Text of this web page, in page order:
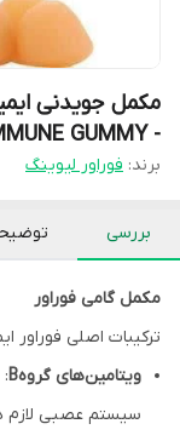
مکمل جویدنی
- FOREVER IMMUNE GUMMY
برند: فوراور لیوینگ
بررسی
مکمل گامی فوراور
ترکیبات اصلی فوراور
ویتامین‌های گروهB :
سیستم عصبی لازم